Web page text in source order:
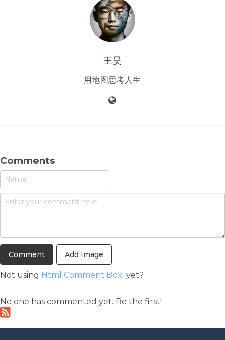
王昊
用地图思考人生
Comments
Add Image
Not using Html Comment Box yet?
No one has commented yet. Be the first!